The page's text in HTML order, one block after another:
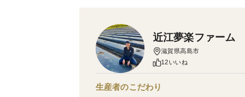
近江夢楽ファーム
滋賀県高島市
12いいね
生産者のこだわり